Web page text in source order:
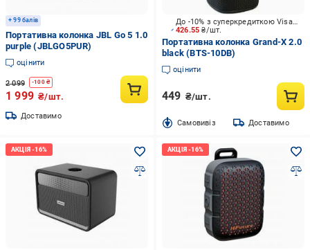
+ 99 балів
Портативна колонка JBL Go 5 1.0
purple (JBLGO5PUR)
оцінити
2 099 -100₴
1 999 ₴/шт.
Доставимо
426.55₴/шт.
До -10% з суперкредиткою Visa Вигода
Портативна колонка Grand-X 2.0
black (BTS-10DB)
оцінити
449 ₴/шт.
Cамовивіз Доставимо